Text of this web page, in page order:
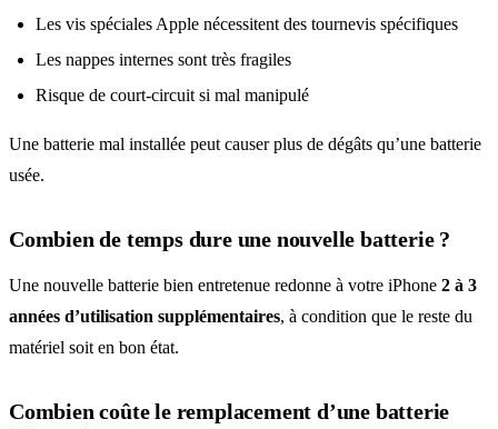
Les vis spéciales Apple nécessitent des tournevis spécifiques
Les nappes internes sont très fragiles
Risque de court-circuit si mal manipulé
Une batterie mal installée peut causer plus de dégâts qu’une batterie
usée.
Combien de temps dure une nouvelle batterie ?
Une nouvelle batterie bien entretenue redonne à votre iPhone 2 à 3
années d’utilisation supplémentaires, à condition que le reste du
matériel soit en bon état.
Combien coûte le remplacement d’une batterie